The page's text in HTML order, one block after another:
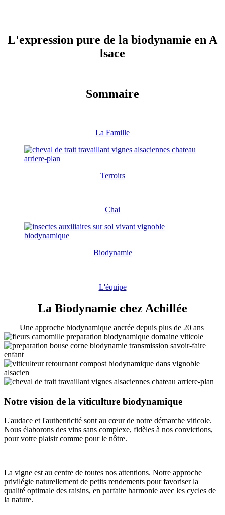
L'expression pu​re de la biodynamie en A​
lsace
Sommaire
La Famille
Terroirs
Chai
Biodynamie
L'équipe
La Biodynamie chez Achillée
Une approche biodynamique ancrée depuis plus de 20 ans
Notre vision de la viticulture biodynamique
L'audace et l'authenticité sont au cœur de notre démarche viticole.
Nous élaborons des vins sans complexe, fidèles à nos convictions,
pour votre plaisir comme pour le nôtre.
La vigne est au centre de toutes nos attentions. Notre approche
privilégie naturellement de petits rendements pour favoriser la
qualité optimale des raisins, en parfaite harmonie avec les cycles de
la nature.